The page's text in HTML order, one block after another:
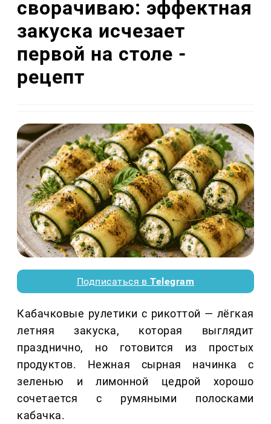
сворачиваю: эффектная
закуска исчезает
первой на столе -
рецепт
Подписаться вTelegram
Кабачковые рулетики с рикоттой — лёгкая
летняя закуска, которая выглядит
празднично, но готовится из простых
продуктов. Нежная сырная начинка с
зеленью и лимонной цедрой хорошо
сочетается с румяными полосками
кабачка.